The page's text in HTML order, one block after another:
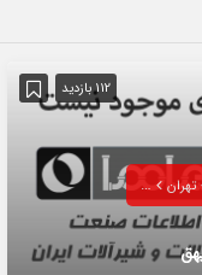
112 بازدید
تهران سبزوار